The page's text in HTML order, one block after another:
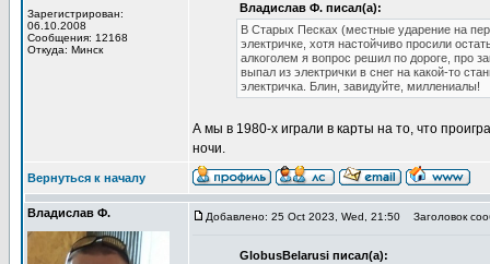
Зарегистрирован:
06.10.2008
Сообщения: 12168
Откуда: Минск
Владислав Ф. писал(а):
В Старых Песках (местные ударение на
электричке, хотя настойчиво просили
алкоголем я вопрос решил по дороге, про
выпал из электрички в снег на какой-то
электричка. Блин, завидуйте, миллениалы!
А мы в 1980-х играли в карты на то, что
ночи.
Вернуться к началу
Владислав Ф. Добавлено: 25 Oct 2023, Wed, 21:50 Заголовок
GlobusBelarusi писал(а):